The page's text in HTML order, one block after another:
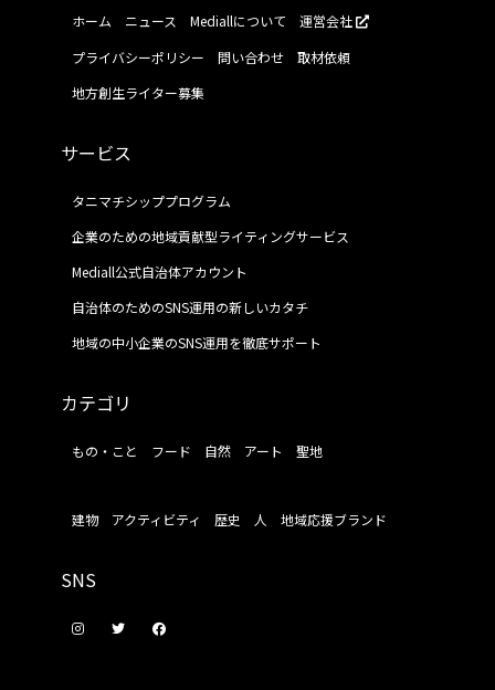
ホーム ニュース Mediallについて
運営会社
プライバシーポリシー
問い合わせ
取材依頼
地方創生ライター募集
サービス
タニマチシッププログラム
企業のための地域貢献型ライティングサービス
Mediall公式自治体アカウント
自治体のためのSNS運用の新しいカタチ
地域の中小企業のSNS運用を徹底サポート
カテゴリ
もの・こと フード 自然 アート 聖地
建物 アクティビティ 歴史 人 地域応援ブランド
SNS